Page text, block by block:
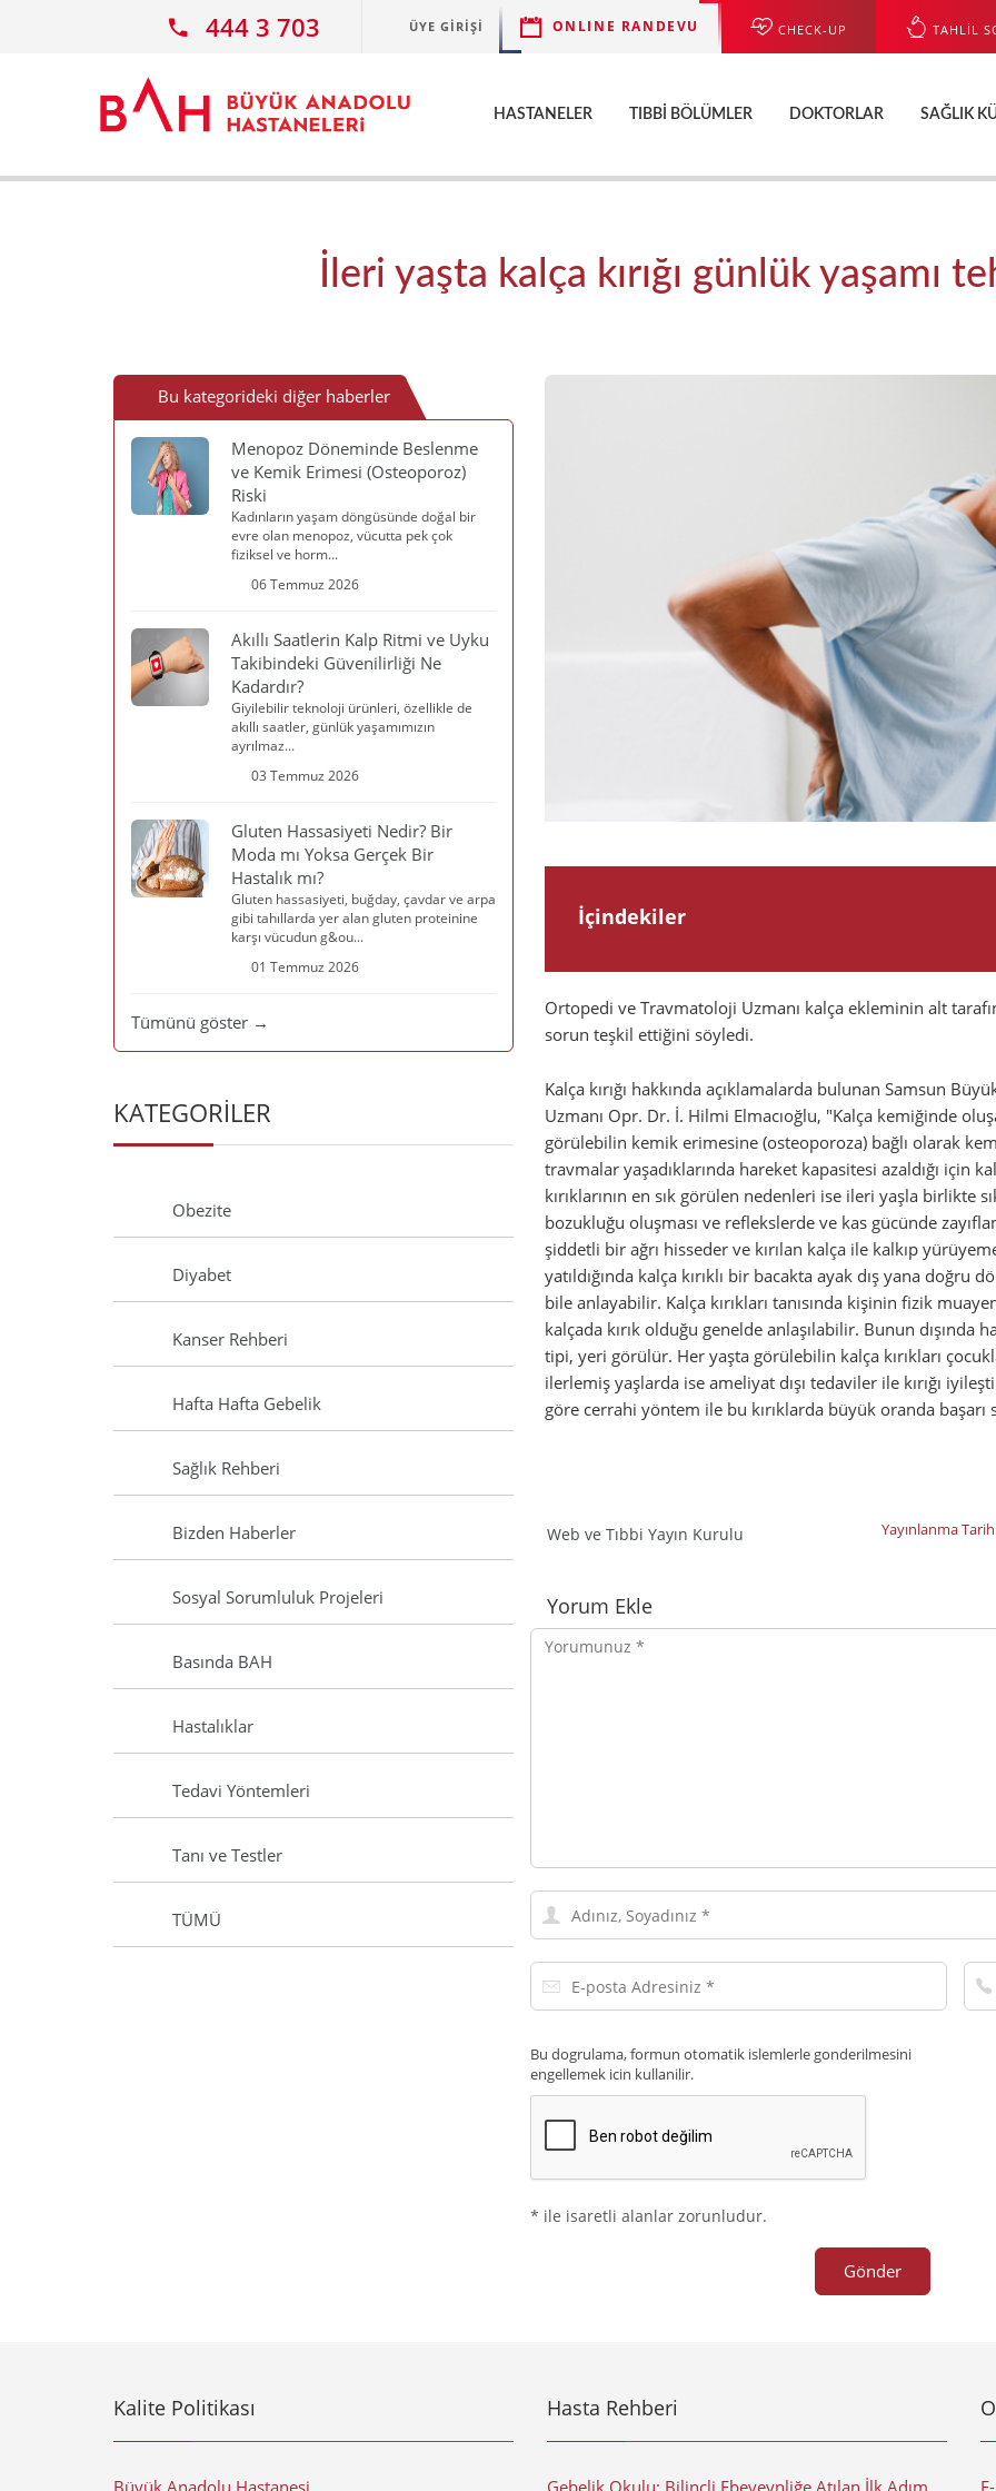
444 3 703 ÜYE GIRIŞI ONLINE RANDEVU CHECK-UP TAHLİL
HASTANELER TIBBI BÖLÜMLER DOKTORLAR SAĞLIK
İleri yaşta kalça kırığı günlük yaşamı
İçindekiler
Ortopedi ve Travmatoloji Uzmanı kalça ekleminin alt
sorun teşkil ettiğini söyledi.
Kalça kırığı hakkında açıklamalarda bulunan Samsun
Uzmanı Opr. Dr. İ. Hilmi Elmacıoğlu, "Kalça kemiğinde
görülebilin kemik erimesine (osteoporoza) bağlı olarak
travmalar yaşadıklarında hareket kapasitesi azaldığı için
kırıklarının en sık görülen nedenleri ise ileri yaşla birlikte
bozukluğu oluşması ve reflekslerde ve kas gücünde
şiddetli bir ağrı hisseder ve kırılan kalça ile kalkıp
yatıldığında kalça kırıklı bir bacakta ayak dış yana doğru
bile anlayabilir. Kalça kırıkları tanısında kişinin fizik
kalçada kırık olduğu genelde anlaşılabilir. Bunun dışında
tipi, yeri görülür. Her yaşta görülebilin kalça kırıkları
ilerlemiş yaşlarda ise ameliyat dışı tedaviler ile kırığı
göre cerrahi yöntem ile bu kırıklarda büyük oranda başarı
Web ve Tıbbi Yayın Kurulu Yayınlanma
Yorumlar
Yorum Ekle
Yorumunuz
Adınız,
Soyadınız
E-
posta
Bu dogrulama, formun otomatik islemlerle gonderilmesini
engellemek icin kullanilir.
* ile isaretli alanlar zorunludur.
Gönder
Bu kategorideki diğer haberler
Menopoz Döneminde Beslenme
ve Kemik Erimesi (Osteoporoz)
Riski
Kadınların yaşam döngüsünde doğal bir
evre olan menopoz, vücutta pek çok
fiziksel ve horm...
06 Temmuz 2026
Akıllı Saatlerin Kalp Ritmi ve Uyku
Takibindeki Güvenilirliği Ne
Kadardır?
Giyilebilir teknoloji ürünleri, özellikle de
akıllı saatler, günlük yaşamımızın
ayrılmaz...
03 Temmuz 2026
Gluten Hassasiyeti Nedir? Bir
Moda mı Yoksa Gerçek Bir
Hastalık mı?
Gluten hassasiyeti, buğday, çavdar ve arpa
gibi tahıllarda yer alan gluten proteinine
karşı vücudun g&ou...
01 Temmuz 2026
Tümünü göster →
KATEGORİLER
Obezite
Diyabet
Kanser Rehberi
Hafta Hafta Gebelik
Sağlık Rehberi
Bizden Haberler
Sosyal Sorumluluk Projeleri
Basında BAH
Hastalıklar
Tedavi Yöntemleri
Tanı ve Testler
TÜMÜ
Kalite Politikası Hasta Rehberi